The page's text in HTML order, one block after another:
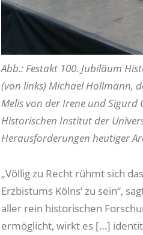
Abb.: Festakt 100. Jubiläum
(von links) Michael Hollmann,
Melis von der Irene und
Historischen Institut der
Herausforderungen heutiger
„Völlig zu Recht rühmt sich
Erzbistums Kölns‘ zu sein“,
aller rein historischen
ermöglicht, wirkt es […]